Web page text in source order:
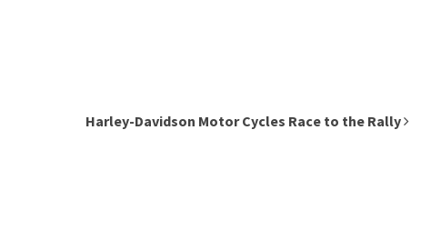
Harley-Davidson Motor Cycles Race to the Rally